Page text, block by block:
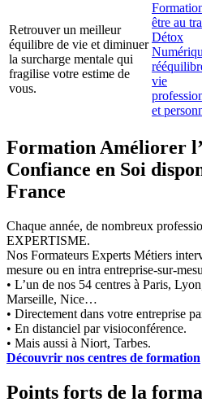
Retrouver un meilleur
équilibre de vie et diminuer
la surcharge mentale qui
fragilise votre estime de
vous.
être au
Détox
vie
et
Formation Améliorer
Confiance en Soi
France
Chaque année, de nombreux
EXPERTISME.
Nos Formateurs Experts Métiers
mesure ou en intra entreprise-sur-
• L’un de nos 54 centres à Paris,
Marseille, Nice…
• Directement dans votre entreprise
• En distanciel par visioconférence.
• Mais aussi à Niort, Tarbes.
Découvrir nos centres de formation
Points forts de la